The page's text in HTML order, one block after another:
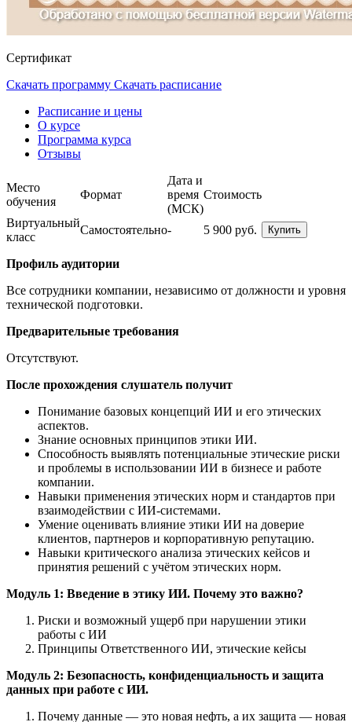
Сертификат
Скачать программу Скачать расписание
Расписание и цены
О курсе
Программа курса
Отзывы
Место
обучения
Формат
Дата и
время
(МСК)
Стоимость
Виртуальный
класс
Самостоятельно- 5 900 руб. Купить
Профиль аудитории
Все сотрудники компании, независимо от должности и уровня
технической подготовки.
Предварительные требования
Отсутствуют.
После прохождения слушатель получит
Понимание базовых концепций ИИ и его этических
аспектов.
Знание основных принципов этики ИИ.
Способность выявлять потенциальные этические риски
и проблемы в использовании ИИ в бизнесе и работе
компании.
Навыки применения этических норм и стандартов при
взаимодействии с ИИ-системами.
Умение оценивать влияние этики ИИ на доверие
клиентов, партнеров и корпоративную репутацию.
Навыки критического анализа этических кейсов и
принятия решений с учётом этических норм.
Модуль 1: Введение в этику ИИ. Почему это важно?
Риски и возможный ущерб при нарушении этики
работы с ИИ
Принципы Ответственного ИИ, этические кейсы
Модуль 2: Безопасность, конфиденциальность и защита
данных при работе с ИИ.
Почему данные — это новая нефть, а их защита — новая